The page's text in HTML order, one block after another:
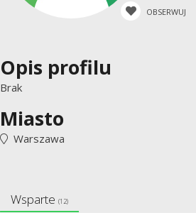
OBSERWUJ
Opis profilu
Brak
Miasto
Warszawa
Wsparte (12)